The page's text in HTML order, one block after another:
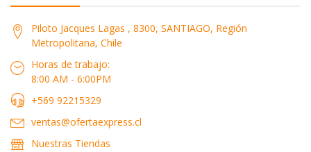
Piloto Jacques Lagas , 8300, SANTIAGO, Región
Metropolitana, Chile
Horas de trabajo:
8:00 AM - 6:00PM
+569 92215329
ventas@ofertaexpress.cl
Nuestras Tiendas